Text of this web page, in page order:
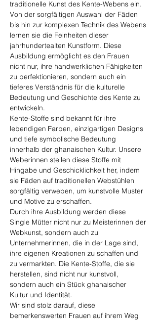
traditionelle Kunst des Kente-Webens ein.
Von der sorgfältigen Auswahl der Fäden
bis hin zur komplexen Technik des Webens
lernen sie die Feinheiten dieser
jahrhundertealten Kunstform. Diese
Ausbildung ermöglicht es den Frauen
nicht nur, ihre handwerklichen Fähigkeiten
zu perfektionieren, sondern auch ein
tieferes Verständnis für die kulturelle
Bedeutung und Geschichte des Kente zu
entwickeln.
Kente-Stoffe sind bekannt für ihre
lebendigen Farben, einzigartigen Designs
und tiefe symbolische Bedeutung
innerhalb der ghanaischen Kultur. Unsere
Weberinnen stellen diese Stoffe mit
Hingabe und Geschicklichkeit her, indem
sie Fäden auf traditionellen Webstühlen
sorgfältig verweben, um kunstvolle Muster
und Motive zu erschaffen.
Durch ihre Ausbildung werden diese
Single Mütter nicht nur zu Meisterinnen der
Webkunst, sondern auch zu
Unternehmerinnen, die in der Lage sind,
ihre eigenen Kreationen zu schaffen und
zu vermarkten. Die Kente-Stoffe, die sie
herstellen, sind nicht nur kunstvoll,
sondern auch ein Stück ghanaischer
Kultur und Identität.
Wir sind stolz darauf, diese
bemerkenswerten Frauen auf ihrem Weg